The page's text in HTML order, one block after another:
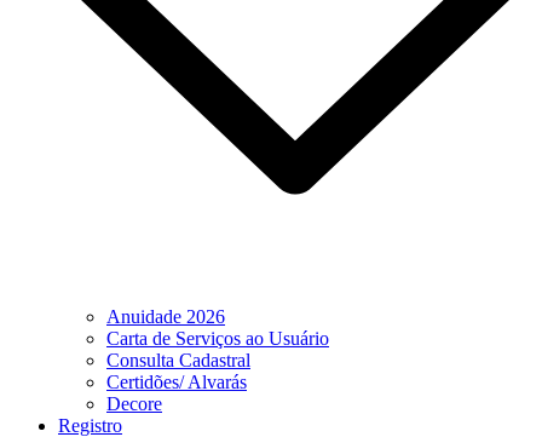
Anuidade 2026
Carta de Serviços ao Usuário
Consulta Cadastral
Certidões/ Alvarás
Decore
Registro